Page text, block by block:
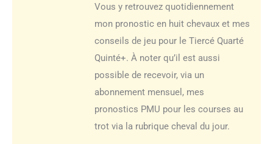
Vous y retrouvez quotidiennement
mon pronostic en huit chevaux et mes
conseils de jeu pour le Tiercé Quarté
Quinté+. À noter qu’il est aussi
possible de recevoir, via un
abonnement mensuel, mes
pronostics PMU pour les courses au
trot via la rubrique cheval du jour.